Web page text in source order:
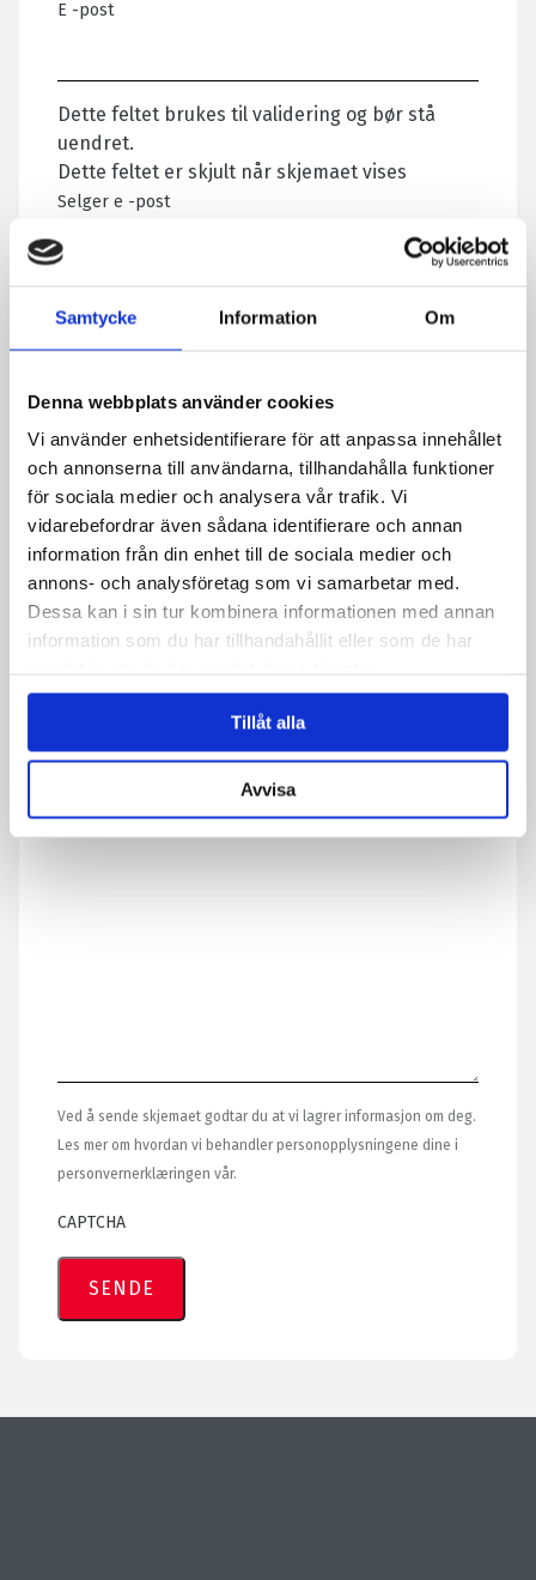
Samtycke Information Om
Denna webbplats använder cookies
Vi använder enhetsidentifierare för att anpassa innehållet
och annonserna till användarna, tillhandahålla funktioner
för sociala medier och analysera vår trafik. Vi
vidarebefordrar även sådana identifierare och annan
information från din enhet till de sociala medier och
annons- och analysföretag som vi samarbetar med.
Dessa kan i sin tur kombinera informationen med annan
information som du har tillhandahållit eller som de har
Tillåt alla
Avvisa
E -post
Dette feltet brukes til validering og bør stå
uendret.
Dette feltet er skjult når skjemaet vises
Selger e -post
Dette feltet er skjult når skjemaet vises
Ditt navn *
E -post
Telefon
Melding*
Ved å sende skjemaet godtar du at vi lagrer informasjon om deg.
Les mer om hvordan vi behandler personopplysningene dine i
personvernerklæringen vår.
CAPTCHA